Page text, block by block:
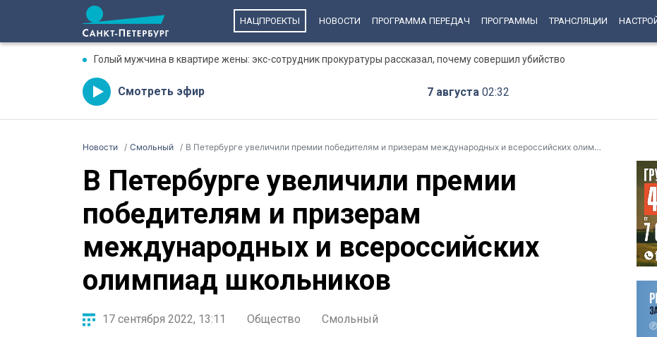
НАЦПРОЕКТЫ НОВОСТИ ПРОГРАММА ПЕРЕДАЧ ПРОГРАММЫ ТРАНСЛЯЦИИ
Голый мужчина в квартире жены: экс-сотрудник прокуратуры рассказал, почему совершил убийство
Смотреть эфир 7 августа 02:32
Новости Смольный В Петербурге увеличили премии победителям и призерам международных и всероссийских олимпиад школьников
В Петербурге увеличили премии
победителям и призерам
международных и всероссийских
олимпиад школьников
17 сентября 2022, 13:11 Общество Смольный